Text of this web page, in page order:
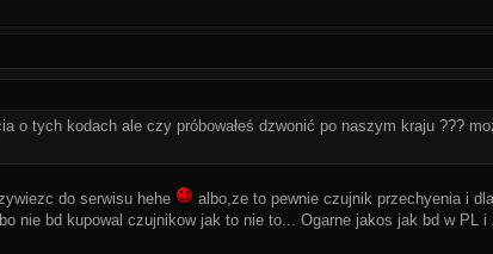
o tych kodach ale czy próbowałeś dzwonić po naszym kraju ???
do serwisu hehe
albo,ze to pewnie czujnik przechyenia i
nie bd kupowal czujnikow jak to nie to... Ogarne jakos jak bd w PL